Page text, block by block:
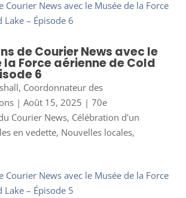
de Courier News avec le
la Force aérienne de Cold
6
Coordonnateur des
| Août 15, 2025 | 70e
Courier News, Célébration d'un
en vedette, Nouvelles locales,